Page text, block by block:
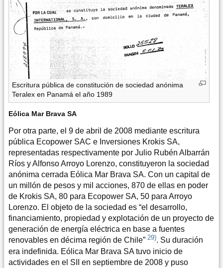
Escritura pública de constitución de sociedad anónima
Teralex en Panamá el año 1989
Eólica Mar Brava SA
Por otra parte, el 9 de abril de 2008 mediante escritura
pública Ecopower SAC e Inversiones Krokis SA,
representadas respectivamente por Julio Rubén Albarrán
Ríos y Alfonso Arroyo Lorenzo, constituyeron la sociedad
anónima cerrada Eólica Mar Brava SA. Con un capital de
un millón de pesos y mil acciones, 870 de ellas en poder
de Krokis SA, 80 para Ecopower SA, 50 para Arroyo
Lorenzo. El objeto de la sociedad es “el desarrollo,
financiamiento, propiedad y explotación de un proyecto de
generación de energía eléctrica en base a fuentes
renovables en décima región de Chile” 29). Su duración
era indefinida. Eólica Mar Brava SA tuvo inicio de
actividades en el SII en septiembre de 2008 y puso